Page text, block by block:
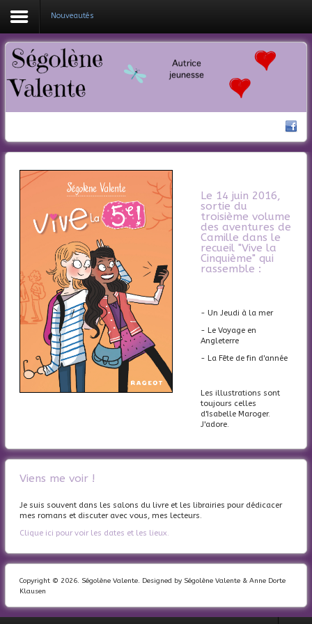
Coucou !
Mes livres
Nouveautés
Actualités
Nouveautés
Le 14 juin 2016,
sortie du
troisième volume
des aventures de
Camille dans le
recueil "Vive la
Cinquième" qui
rassemble :
- Un Jeudi à la mer
- Le Voyage en
Angleterre
- La Fête de fin d'année
Les illustrations sont
toujours celles
d'Isabelle Maroger.
J'adore.
Viens me voir !
Je suis souvent dans les salons du livre et les librairies pour dédicacer
mes romans et discuter avec vous, mes lecteurs.
Clique ici pour voir les dates et les lieux.
Copyright © 2026. Ségolène Valente. Designed by Ségolène Valente & Anne Dorte
Klausen